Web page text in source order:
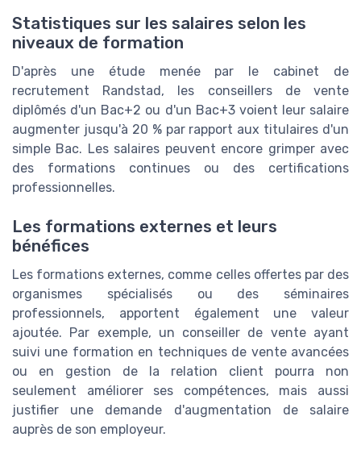
Statistiques sur les salaires selon les
niveaux de formation
D'après une étude menée par le cabinet de
recrutement Randstad, les conseillers de vente
diplômés d'un Bac+2 ou d'un Bac+3 voient leur salaire
augmenter jusqu'à 20 % par rapport aux titulaires d'un
simple Bac. Les salaires peuvent encore grimper avec
des formations continues ou des certifications
professionnelles.
Les formations externes et leurs
bénéfices
Les formations externes, comme celles offertes par des
organismes spécialisés ou des séminaires
professionnels, apportent également une valeur
ajoutée. Par exemple, un conseiller de vente ayant
suivi une formation en techniques de vente avancées
ou en gestion de la relation client pourra non
seulement améliorer ses compétences, mais aussi
justifier une demande d'augmentation de salaire
auprès de son employeur.